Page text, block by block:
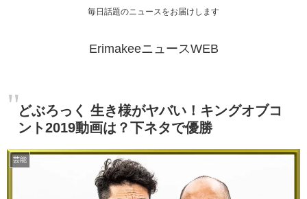
毎日話題のニュースをお届けします
ErimakeeニュースWEB
どぶろっく 生き様がヤバい！キングオブコ
ント2019動画は？下ネタで優勝
芸能